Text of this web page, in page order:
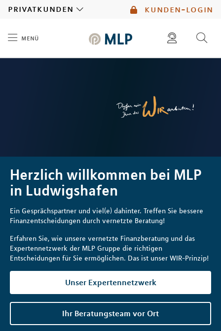
kunden-login
privatkunden
menü
Herzlich willkommen bei MLP
in Ludwigshafen
Ein Gesprächspartner und viel(e) dahinter. Treffen Sie bessere
Finanzentscheidungen durch vernetzte Beratung!
Erfahren Sie, wie unsere vernetzte Finanzberatung und das
Expertennetzwerk der MLP Gruppe die richtigen
Entscheidungen für Sie ermöglichen. Das ist unser WIR-Prinzip!
Unser Expertennetzwerk
Ihr Beratungsteam vor Ort